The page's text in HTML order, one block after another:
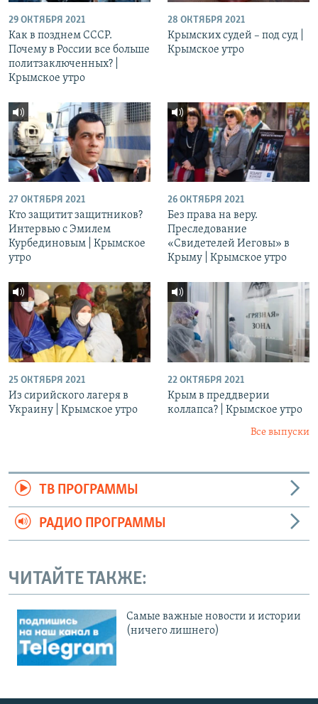
29 ОКТЯБРЯ 2021
Как в позднем СССР.
Почему в России все больше
политзаключенных? |
Крымское утро
28 ОКТЯБРЯ 2021
Крымских судей – под суд |
Крымское утро
27 ОКТЯБРЯ 2021
Кто защитит защитников?
Интервью с Эмилем
Курбединовым | Крымское
утро
26 ОКТЯБРЯ 2021
Без права на веру.
Преследование
«Свидетелей Иеговы» в
Крыму | Крымское утро
25 ОКТЯБРЯ 2021
Из сирийского лагеря в
Украину | Крымское утро
22 ОКТЯБРЯ 2021
Крым в преддверии
коллапса? | Крымское утро
Все выпуски
ТВ ПРОГРАММЫ
РАДИО ПРОГРАММЫ
ЧИТАЙТЕ ТАКЖЕ:
Cамые важные новости и истории
(ничего лишнего)